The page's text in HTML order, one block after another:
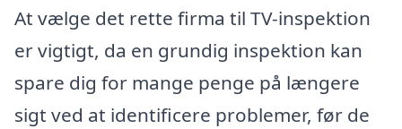
At vælge det rette firma til TV-inspektion
er vigtigt, da en grundig inspektion kan
spare dig for mange penge på længere
sigt ved at identificere problemer, før de